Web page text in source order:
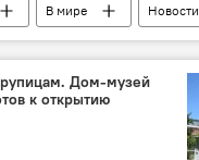
В мире
Новости
Дом-музей
к открытию